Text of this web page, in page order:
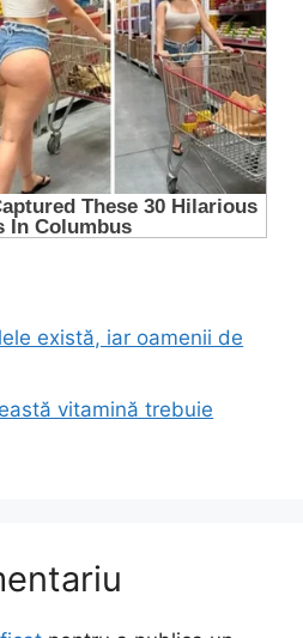
există, iar oamenii de
vitamină trebuie